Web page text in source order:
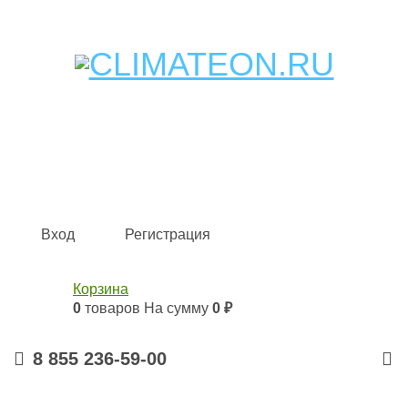
Кондиционеры и сплит-системы, газовые котлы,
Вход Регистрация
Корзина
0 товаров На сумму 0 ₽
8 855 236-59-00